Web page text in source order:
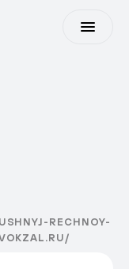
USHNYJ-RECHNOY-